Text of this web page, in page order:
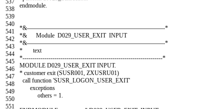
538
539
540
541
542
543
544
545
546
547
548
549
550
551
endmodule
*&---------------------------------------------------------------------*
*& Module D029_USER_EXIT INPUT
*&---------------------------------------------------------------------*
* text
*----------------------------------------------------------------------*
MODULE D029 USER EXIT INPUT.
* customer exit (SUSR001, ZXUSRU01)
call function 'SUSR_LOGON_USER_EXIT'
exceptions
others = 1.